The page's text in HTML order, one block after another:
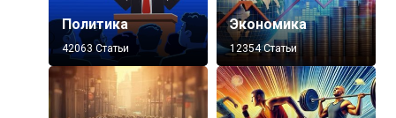
Политика
42063 Статьи
Экономика
12354 Статьи